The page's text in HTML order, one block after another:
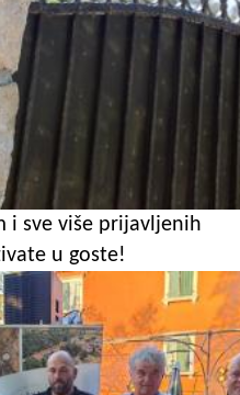
i sve više prijavljenih
u goste!